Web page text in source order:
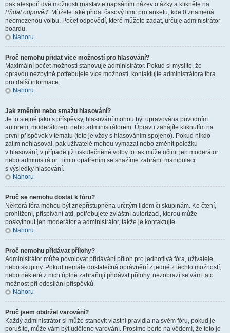
pak alespoň dvě možnosti (nastavte napsáním název otázky a klikněte na
Přidat odpověď. Můžete také přidat časový limit pro anketu, kde 0 znamená
neomezenou volbu. Počet odpovědí, které můžete zadat, určuje administrátor
boardu.
Nahoru
Proč nemohu přidat více možností pro hlasování?
Maximální počet možností stanovuje administrátor. Pokud si myslíte, že
opravdu nezbytně potřebujete více možností, kontaktujte administrátora fóra
pro další informace.
Nahoru
Jak změním nebo smažu hlasování?
Je to stejné jako s příspěvky, hlasování mohou být upravována původním
autorem, moderátorem nebo administrátorem. Úpravu zahájíte kliknutím na
první příspěvek v tématu (toto je vždy s hlasováním spojeno). Pokud nikdo
zatím nehlasoval, pak uživatelé mohou vymazat nebo změnit položku
v hlasování, v případě již uskutečněné volby to tak může učinit jen moderátor
nebo administrátor. Tímto opatřením se snažíme zabránit manipulaci
s výsledky hlasování.
Nahoru
Proč se nemohu dostat k fóru?
Některá fóra mohou být znepřístupněna určitým lidem či skupinám. Ke čtení,
prohlížení, přispívání atd. potřebujete zvláštní autorizaci, kterou může
poskytnout jen moderátor a administrátor, takže je kontaktujte.
Nahoru
Proč nemohu přidávat přílohy?
Administrátor může povolovat přidávání příloh pro jednotlivá fóra, uživatele,
nebo skupiny. Pokud nemáte dostatečná oprávnění z jedné z těchto možností,
nebo některé z nich úplně zabraňují přidávat přílohy, nezobrazí se vám tato
možnost při odesílání příspěvků.
Nahoru
Proč jsem obdržel varování?
Každý administrátor si může stanovit vlastní pravidla na svém fóru, pokud je
porušíte, může vám být uděleno varování. Prosíme berte na vědomí, že toto je